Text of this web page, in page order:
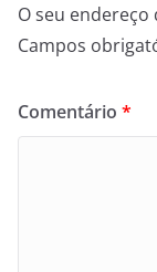
O seu
Campos
Comentário *